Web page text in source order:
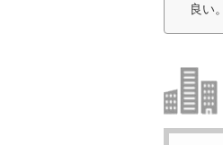
良い